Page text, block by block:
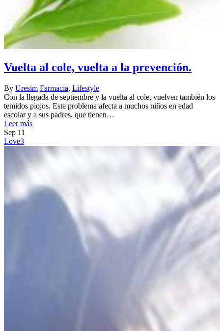
Vuelta al cole, vuelta a la prevención.
By Uresim Farmacia, Lifestyle
Con la llegada de septiembre y la vuelta al cole, vuelven también los
temidos piojos. Este problema afecta a muchos niños en edad
escolar y a sus padres, que tienen…
Leer más
Sep 11
Love3